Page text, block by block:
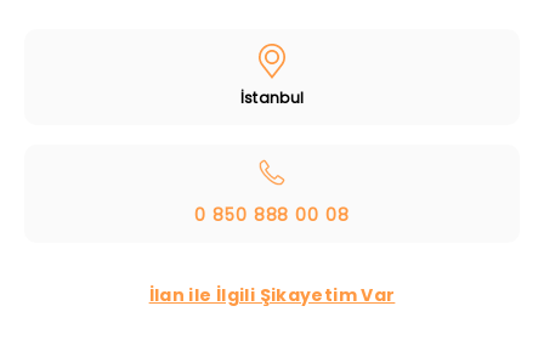
İstanbul
0 850 888 00 08
İlan ile İlgili Şikayetim Var